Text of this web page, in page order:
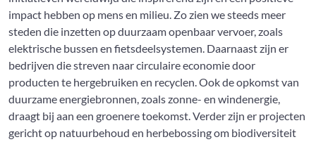
impact hebben op mens en milieu. Zo zien we steeds meer
steden die inzetten op duurzaam openbaar vervoer, zoals
elektrische bussen en fietsdeelsystemen. Daarnaast zijn er
bedrijven die streven naar circulaire economie door
producten te hergebruiken en recyclen. Ook de opkomst van
duurzame energiebronnen, zoals zonne- en windenergie,
draagt bij aan een groenere toekomst. Verder zijn er projecten
gericht op natuurbehoud en herbebossing om biodiversiteit